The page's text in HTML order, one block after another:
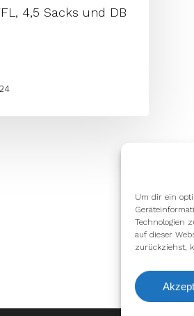
Um dir ein
Technologien
auf dieser
zurückziehst,
4,5 Sacks und DB